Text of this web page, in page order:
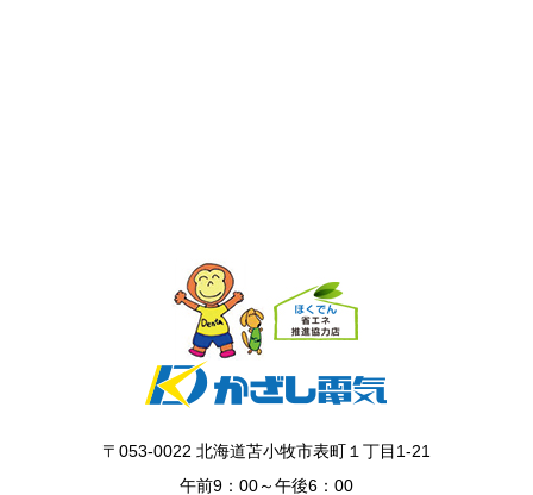
〒053-0022 北海道苫小牧市表町１丁目1-21
午前9：00～午後6：00